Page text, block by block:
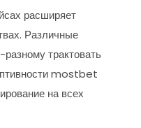
расширяет
Различные
трактовать
mostbet
на всех